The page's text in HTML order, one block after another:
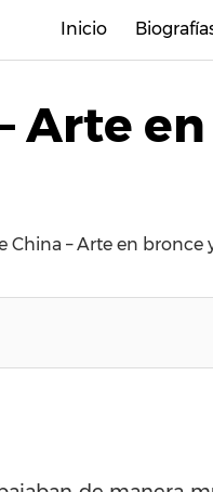
Inicio
Arte
China – Arte en bronce